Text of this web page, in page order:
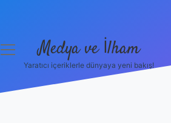
menüyüMedya ve İlham
Yaratıcı içeriklerle dünyaya yeni bakış!